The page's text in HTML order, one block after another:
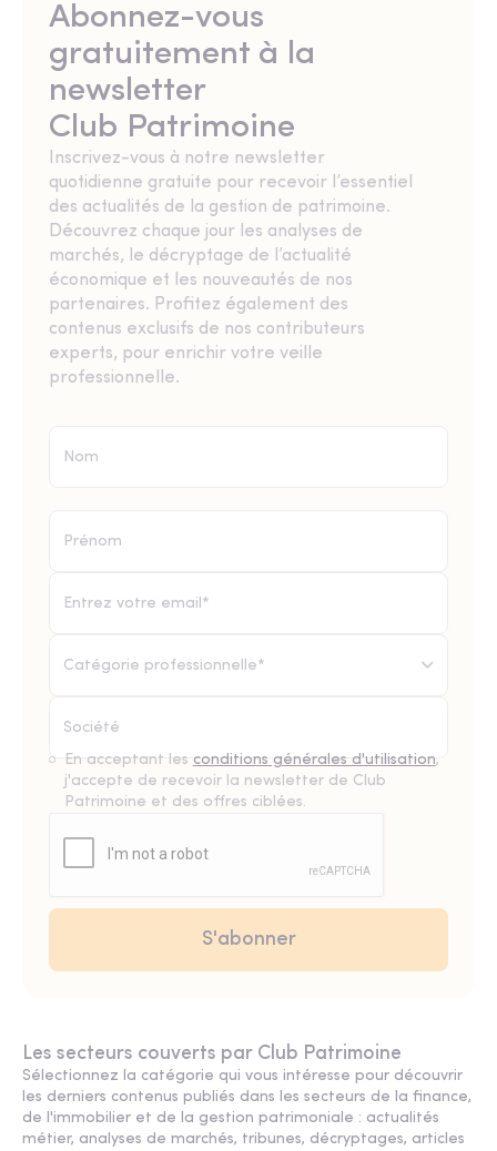
Abonnez-vous
gratuitement à la
newsletter
Club Patrimoine
Inscrivez-vous à notre newsletter
quotidienne gratuite pour recevoir l’essentiel
des actualités de la gestion de patrimoine.
Découvrez chaque jour les analyses de
marchés, le décryptage de l’actualité
économique et les nouveautés de nos
partenaires. Profitez également des
contenus exclusifs de nos contributeurs
experts, pour enrichir votre veille
professionnelle.
Catégorie professionnelle*
En acceptant les conditions générales d'utilisation,
j'accepte de recevoir la newsletter de Club
Patrimoine et des offres ciblées.
Les secteurs couverts par Club Patrimoine
Sélectionnez la catégorie qui vous intéresse pour découvrir
les derniers contenus publiés dans les secteurs de la finance,
de l'immobilier et de la gestion patrimoniale : actualités
métier, analyses de marchés, tribunes, décryptages, articles